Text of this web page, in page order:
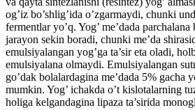
og’iz bo’shlig’ida o’zgarmaydi, chunki
fermentlar yo’q. Yog’ me’dada
jarayon sekin boradi, chunki me’da
emulsiyalangan yog’ga ta’sir eta oladi,
emulsiyalana olmaydi. Emulsiyalangan
go’dak bolalardagina me’dada 5% gacha
mumkin. Yog’ ichakda o’t kislotalarning
holiga kelgandagina lipaza ta’sirida